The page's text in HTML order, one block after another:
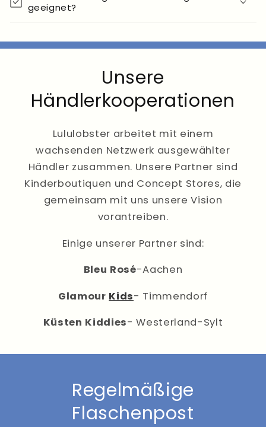
geeignet?
Unsere
Händlerkooperationen
Lululobster arbeitet mit einem
wachsenden Netzwerk ausgewählter
Händler zusammen. Unsere Partner sind
Kinderboutiquen und Concept Stores, die
gemeinsam mit uns unsere Vision
vorantreiben.
Einige unserer Partner sind:
Bleu Rosé-Aachen
Glamour Kids- Timmendorf
Küsten Kiddies- Westerland-Sylt
Regelmäßige
Flaschenpost